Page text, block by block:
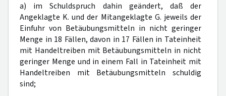
a) im Schuldspruch dahin geändert, daß der
Angeklagte K. und der Mitangeklagte G. jeweils der
Einfuhr von Betäubungsmitteln in nicht geringer
Menge in 18 Fällen, davon in 17 Fällen in Tateinheit
mit Handeltreiben mit Betäubungsmitteln in nicht
geringer Menge und in einem Fall in Tateinheit mit
Handeltreiben mit Betäubungsmitteln schuldig
sind;